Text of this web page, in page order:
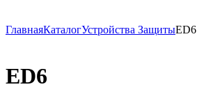
ГлавнаяКаталогУстройства ЗащитыED6
ED6